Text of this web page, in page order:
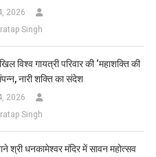
2026
Singh
विश्व गायत्री परिवार की ‘महाशक्ति की
नारी शक्ति का संदेश
2026
Singh
श्री धनकामेश्वर मंदिर में सावन महोत्सव